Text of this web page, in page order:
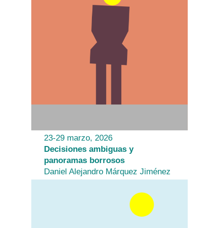
23-29 marzo, 2026
Decisiones ambiguas y
panoramas borrosos
Daniel Alejandro Márquez Jiménez